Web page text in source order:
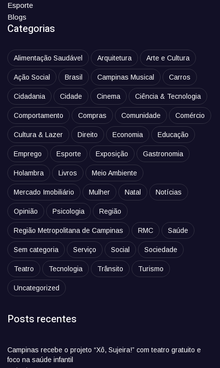
Esporte
Blogs
Categorias
Alimentação Saudável Arquitetura Arte e Cultura
Ação Social Brasil Campinas Musical Carros
Cidadania Cidade Cinema Ciência & Tecnologia
Comportamento Compras Comunidade Comércio
Cultura & Lazer Direito Economia Educação
Emprego Esporte Exposição Gastronomia
Holambra Livros Meio Ambiente
Mercado Imobiliário Mulher Natal Notícias
Opinião Psicologia Região
Região Metropolitana de Campinas RMC Saúde
Sem categoria Serviço Social Sociedade
Teatro Tecnologia Trânsito Turismo
Uncategorized
Posts recentes
Campinas recebe o projeto “Xô, Sujeira!” com teatro gratuito e
foco na saúde infantil